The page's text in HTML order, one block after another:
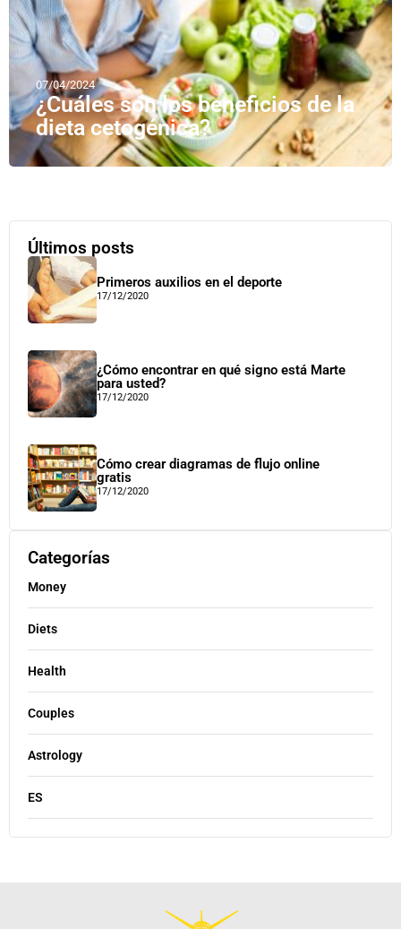
07/04/2024
¿Cuáles son los beneficios de la
dieta cetogénica?
Últimos posts
Primeros auxilios en el deporte
17/12/2020
¿Cómo encontrar en qué signo está Marte
para usted?
17/12/2020
Cómo crear diagramas de flujo online
gratis
17/12/2020
Categorías
Money
Diets
Health
Couples
Astrology
ES